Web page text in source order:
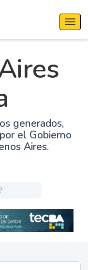
generados,
el Gobierno
Aires.